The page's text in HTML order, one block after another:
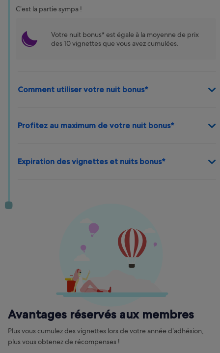
C’est la partie sympa !
Votre nuit bonus* est égale à la moyenne de prix
des 10 vignettes que vous avez cumulées.
Comment utiliser votre nuit bonus*
Profitez au maximum de votre nuit bonus*
Expiration des vignettes et nuits bonus*
Avantages réservés aux membres
Plus vous cumulez des vignettes lors de votre année d’adhésion,
plus vous obtenez de récompenses !